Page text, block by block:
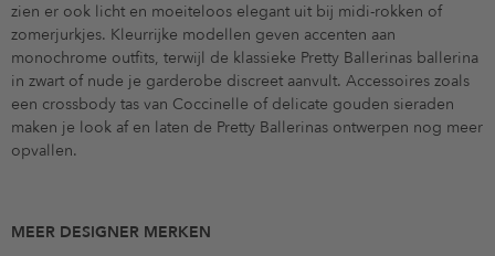
zien er ook licht en moeiteloos elegant uit bij midi-rokken of
zomerjurkjes. Kleurrijke modellen geven accenten aan
monochrome outfits, terwijl de klassieke Pretty Ballerinas ballerina
in zwart of nude je garderobe discreet aanvult. Accessoires zoals
een crossbody tas van Coccinelle of delicate gouden sieraden
maken je look af en laten de Pretty Ballerinas ontwerpen nog meer
opvallen.
MEER DESIGNER MERKEN